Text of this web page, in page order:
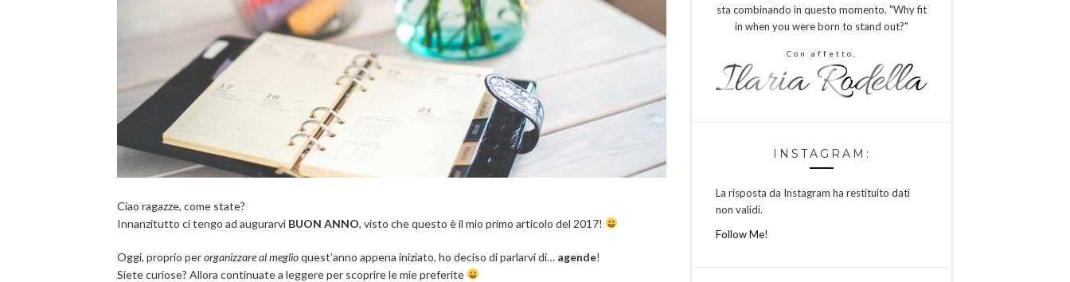
Ciao ragazze, come state?
Innanzitutto ci tengo ad augurarvi BUON ANNO, visto che questo è il mio primo articolo del 2017!
Oggi, proprio perorganizzare al meglioquest’anno appena iniziato, ho deciso di parlarvi di… agende!
Siete curiose? Allora continuate a leggere per scoprire le mie preferite
sta combinando in questo momento. "Why fit
in when you were born to stand out?"
Con affetto,
INSTAGRAM:
La risposta da Instagram ha restituito dati
non validi.
Follow Me!